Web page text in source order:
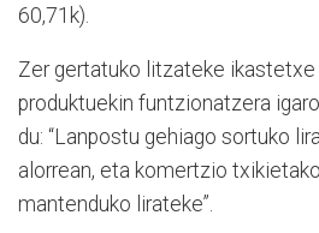
60,71k).
Zer gertatuko litzateke
produktuekin funtzionatzera
du: “Lanpostu gehiago sortuko
alorrean, eta komertzio
mantenduko lirateke”.